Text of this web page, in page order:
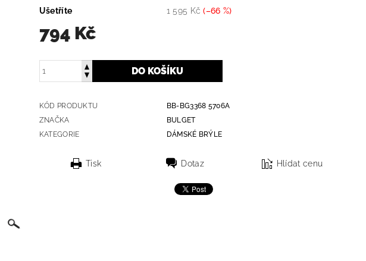
Ušetříte
1 595 Kč(–66 %)
794 Kč
KÓD PRODUKTU
BB-BG3368 5706A
ZNAČKA
BULGET
KATEGORIE
DÁMSKÉ BRÝLE
Tisk Dotaz Hlídat cenu